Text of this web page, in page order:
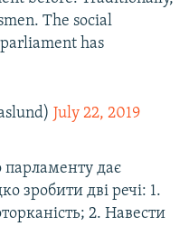
The social
has
July 22, 2019
парламенту дає
зробити дві речі: 1.
2. Навести